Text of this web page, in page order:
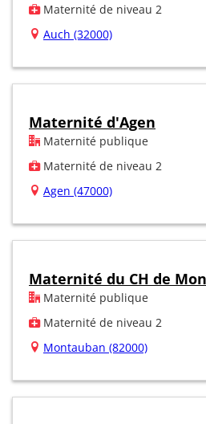
Maternité de niveau 2
Auch (32000)
Maternité d'Agen
Maternité publique
Maternité de niveau 2
Agen (47000)
Maternité du CH de
Maternité publique
Maternité de niveau 2
Montauban (82000)